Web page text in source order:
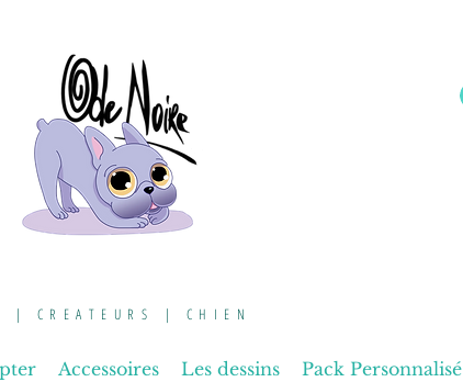
| CREATEURS | CHIEN
Accessoires Les dessins Pack Personnalisé